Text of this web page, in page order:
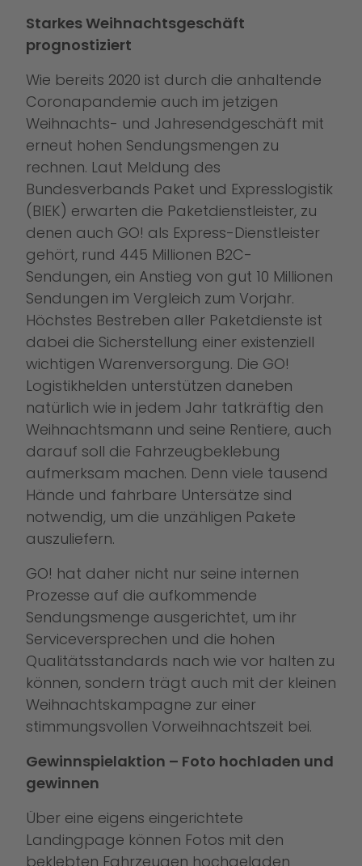
Starkes Weihnachtsgeschäft
prognostiziert
Wie bereits 2020 ist durch die anhaltende
Coronapandemie auch im jetzigen
Weihnachts- und Jahresendgeschäft mit
erneut hohen Sendungsmengen zu
rechnen. Laut Meldung des
Bundesverbands Paket und Expresslogistik
(BIEK) erwarten die Paketdienstleister, zu
denen auch GO! als Express-Dienstleister
gehört, rund 445 Millionen B2C-
Sendungen, ein Anstieg von gut 10 Millionen
Sendungen im Vergleich zum Vorjahr.
Höchstes Bestreben aller Paketdienste ist
dabei die Sicherstellung einer existenziell
wichtigen Warenversorgung. Die GO!
Logistikhelden unterstützen daneben
natürlich wie in jedem Jahr tatkräftig den
Weihnachtsmann und seine Rentiere, auch
darauf soll die Fahrzeugbeklebung
aufmerksam machen. Denn viele tausend
Hände und fahrbare Untersätze sind
notwendig, um die unzähligen Pakete
auszuliefern.
GO! hat daher nicht nur seine internen
Prozesse auf die aufkommende
Sendungsmenge ausgerichtet, um ihr
Serviceversprechen und die hohen
Qualitätsstandards nach wie vor halten zu
können, sondern trägt auch mit der kleinen
Weihnachtskampagne zur einer
stimmungsvollen Vorweihnachtszeit bei.
Gewinnspielaktion – Foto hochladen und
gewinnen
Über eine eigens eingerichtete
Landingpage können Fotos mit den
beklebten Fahrzeugen hochgeladen